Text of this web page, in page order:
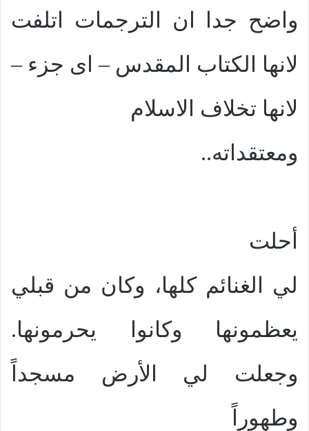
واضح جدا ان الترجمات اتلفت
لانها الكتاب المقدس – اى جزء –
لانها تخلاف الاسلام
ومعتقداته..
أحلت
لي الغنائم كلها، وكان من قبلي
يعظمونها وكانوا يحرمونها.
وجعلت لي الأرض مسجداً
وطهوراً